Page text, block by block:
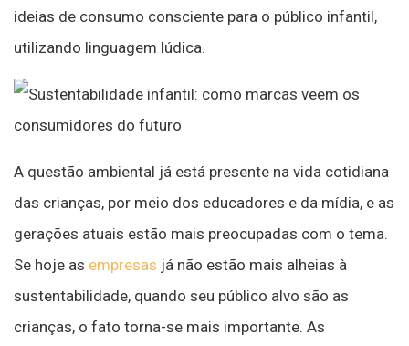
ideias de consumo consciente para o público infantil,
utilizando linguagem lúdica.
A questão ambiental já está presente na vida cotidiana
das crianças, por meio dos educadores e da mídia, e as
gerações atuais estão mais preocupadas com o tema.
Se hoje as empresas já não estão mais alheias à
sustentabilidade, quando seu público alvo são as
crianças, o fato torna-se mais importante. As